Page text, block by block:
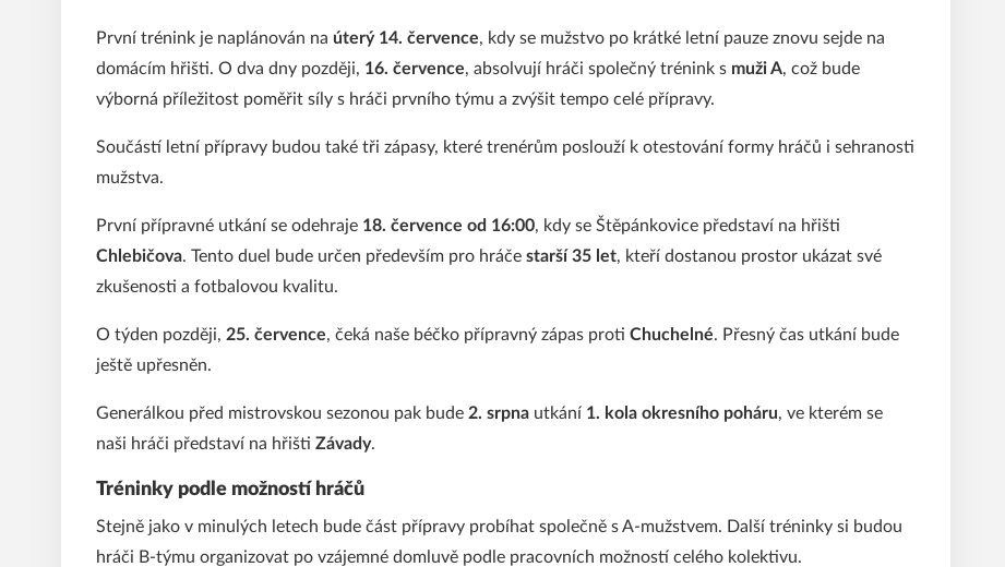
První trénink je naplánován na úterý 14. července, kdy se mužstvo po krátké letní pauze znovu sejde na
domácím hřišti. O dva dny později, 16. července, absolvují hráči společný trénink s muži A, což bude
výborná příležitost poměřit síly s hráči prvního týmu a zvýšit tempo celé přípravy.
Součástí letní přípravy budou také tři zápasy, které trenérům poslouží k otestování formy hráčů i sehranosti
mužstva.
První přípravné utkání se odehraje 18. července od 16:00, kdy se Štěpánkovice představí na hřišti
Chlebičova. Tento duel bude určen především pro hráče starší 35 let, kteří dostanou prostor ukázat své
zkušenosti a fotbalovou kvalitu.
O týden později, 25. července, čeká naše béčko přípravný zápas proti Chuchelné. Přesný čas utkání bude
ještě upřesněn.
Generálkou před mistrovskou sezonou pak bude 2. srpna utkání 1. kola okresního poháru, ve kterém se
naši hráči představí na hřišti Závady.
Tréninky podle možností hráčů
Stejně jako v minulých letech bude část přípravy probíhat společně s A-mužstvem. Další tréninky si budou
hráči B-týmu organizovat po vzájemné domluvě podle pracovních možností celého kolektivu.